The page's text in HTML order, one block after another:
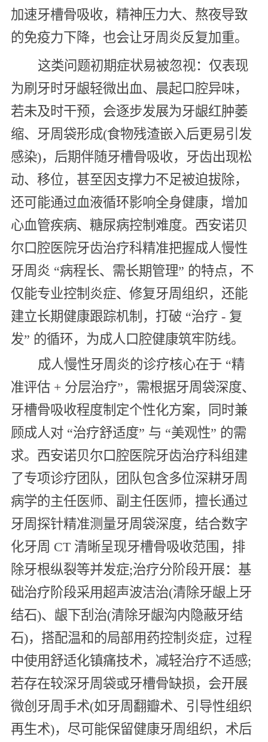
加速牙槽骨吸收，精神压力大、熬夜导致
的免疫力下降，也会让牙周炎反复加重。
这类问题初期症状易被忽视：仅表现
为刷牙时牙龈轻微出血、晨起口腔异味，
若未及时干预，会逐步发展为牙龈红肿萎
缩、牙周袋形成(食物残渣嵌入后更易引发
感染)，后期伴随牙槽骨吸收，牙齿出现松
动、移位，甚至因支撑力不足被迫拔除，
还可能通过血液循环影响全身健康，增加
心血管疾病、糖尿病控制难度。西安诺贝
尔口腔医院牙齿治疗科精准把握成人慢性
牙周炎 “病程长、需长期管理” 的特点，不
仅能专业控制炎症、修复牙周组织，还能
建立长期健康跟踪机制，打破 “治疗 - 复
发” 的循环，为成人口腔健康筑牢防线。
成人慢性牙周炎的诊疗核心在于 “精
准评估 + 分层治疗”，需根据牙周袋深度、
牙槽骨吸收程度制定个性化方案，同时兼
顾成人对 “治疗舒适度” 与 “美观性” 的需
求。西安诺贝尔口腔医院牙齿治疗科组建
了专项诊疗团队，团队包含多位深耕牙周
病学的主任医师、副主任医师，擅长通过
牙周探针精准测量牙周袋深度，结合数字
化牙周 CT 清晰呈现牙槽骨吸收范围，排
除牙根纵裂等并发症;治疗分阶段开展：基
础治疗阶段采用超声波洁治(清除牙龈上牙
结石)、龈下刮治(清除牙龈沟内隐蔽牙结
石)，搭配温和的局部用药控制炎症，过程
中使用舒适化镇痛技术，减轻治疗不适感;
若存在较深牙周袋或牙槽骨缺损，会开展
微创牙周手术(如牙周翻瓣术、引导性组织
再生术)，尽可能保留健康牙周组织，术后